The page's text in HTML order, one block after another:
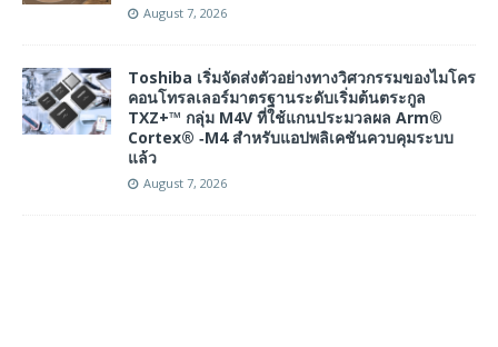
August 7, 2026
Toshiba เริ่มจัดส่งตัวอย่างทางวิศวกรรมของไมโคร
คอนโทรลเลอร์มาตรฐานระดับเริ่มต้นตระกูล
TXZ+™ กลุ่ม M4V ที่ใช้แกนประมวลผล Arm®
Cortex® ‑M4 สำหรับแอปพลิเคชันควบคุมระบบ
แล้ว
August 7, 2026